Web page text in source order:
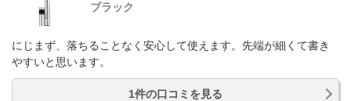
ブラック
にじまず、落ちることなく安心して使えます。先端が細くて書き
やすいと思います。
1件の口コミを見る